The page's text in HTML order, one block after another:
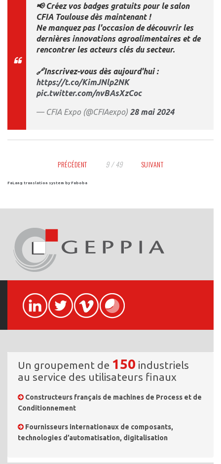
📢 Créez vos badges gratuits pour le salon
CFIA Toulouse dès maintenant !
Ne manquez pas l'occasion de découvrir les
dernières innovations agroalimentaires et de
rencontrer les acteurs clés du secteur.
🔗Inscrivez-vous dès aujourd'hui :
https://t.co/KimJNlp2NK
pic.twitter.com/nvBAsXzCoc
— CFIA Expo (@CFIAexpo) 28 mai 2024
PRÉCÉDENT 9 / 49 SUIVANT
FaLang translation system by Faboba
Un groupement de 150 industriels
au service des utilisateurs finaux
Constructeurs français de machines de Process et de
Conditionnement
Fournisseurs internationaux de composants,
technologies d’automatisation, digitalisation